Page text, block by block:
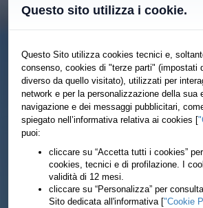
Questo sito utilizza i cookie.
Questo Sito utilizza cookies tecnici e,
consenso, cookies di "terze parti" (impostati
diverso da quello visitato), utilizzati per
network e per la personalizzazione della sua
navigazione e dei messaggi pubblicitari,
spiegato nell’informativa relativa ai cookies [
puoi:
cliccare su “Accetta tutti i cookies”
cookies, tecnici e di profilazione. I
validità di 12 mesi.
cliccare su “Personalizza” per
Sito dedicata all'informativa ["Cookie